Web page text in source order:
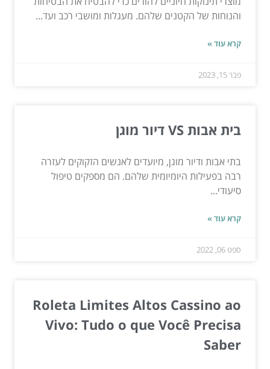
והנוחות של הקטנים שלהם. מעגלות ומושבי רכב ועד...
קרא עוד »
פבר 15, 2023
בית אבות VS דיור מוגן
בתי אבות ודיור מוגן, מיועדים לאנשים הזקוקים לעזרה
רבה בפעילות היומיומית שלהם. הם מספקים טיפול
סיעודי...
קרא עוד »
ספט 06, 2022
Roleta Limites Altos Cassino ao
Vivo: Tudo o que Você Precisa
Saber